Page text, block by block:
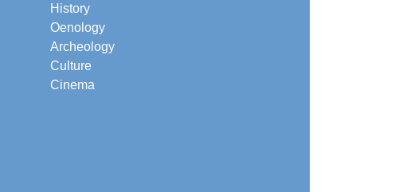
History
Oenology
Archeology
Culture
Cinema